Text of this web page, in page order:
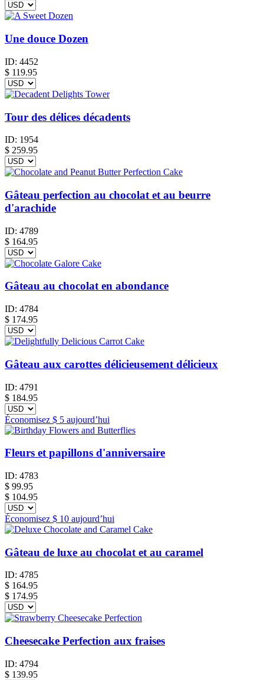
Une douce Dozen
ID: 4452
$ 119.95
Tour des délices décadents
ID: 1954
$ 259.95
Gâteau perfection au chocolat et au beurre
d'arachide
ID: 4789
$ 164.95
Gâteau au chocolat en abondance
ID: 4784
$ 174.95
Gâteau aux carottes délicieusement délicieux
ID: 4791
$ 184.95
Économisez $ 5 aujourd’hui
Fleurs et papillons d'anniversaire
ID: 4783
$ 99.95
$ 104.95
Économisez $ 10 aujourd’hui
Gâteau de luxe au chocolat et au caramel
ID: 4785
$ 164.95
$ 174.95
Cheesecake Perfection aux fraises
ID: 4794
$ 139.95